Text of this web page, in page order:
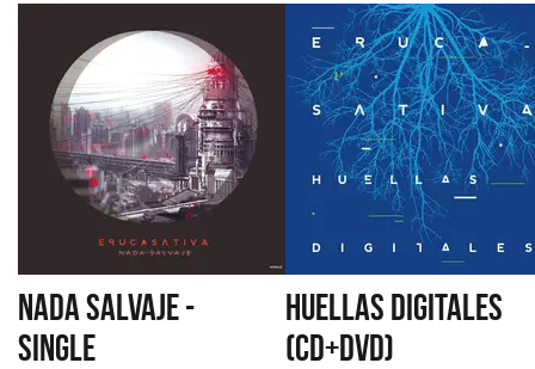
NADA SALVAJE -
SINGLE
HUELLAS DIGITALES
(CD+DVD)